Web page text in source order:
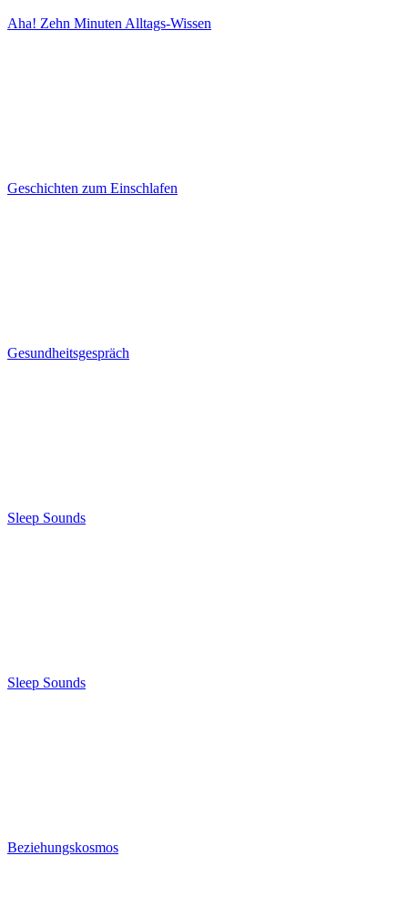
Aha! Zehn Minuten Alltags-Wissen
Geschichten zum Einschlafen
Gesundheitsgespräch
Sleep Sounds
Sleep Sounds
Beziehungskosmos